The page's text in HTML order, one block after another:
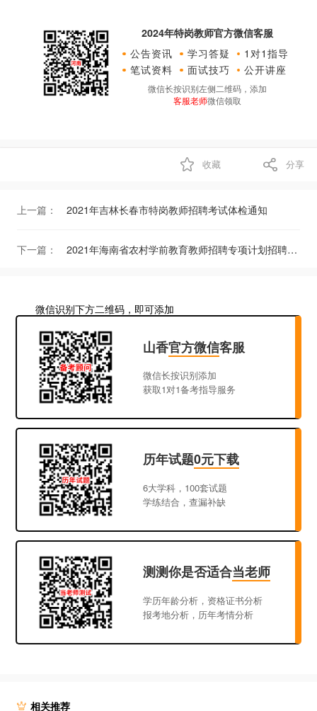
2024年特岗教师官方微信客服
公告资讯
学习答疑
1对1指导
笔试资料
面试技巧 公开讲座
微信长按识别左侧二维码，添加
客服老师微信领取
收藏 分享
上一篇： 2021年吉林长春市特岗教师招聘考试体检通知
下一篇： 2021年海南省农村学前教育教师招聘专项计划招聘预录人员名单（参加乐东等4个市县区岗位后续面试部分）
微信识别下方二维码，即可添加
山香官方微信客服
微信长按识别添加
获取1对1备考指导服务
历年试题0元下载
6大学科，100套试题
学练结合，查漏补缺
测测你是否适合当老师
学历年龄分析，资格证书分析
报考地分析，历年考情分析
相关推荐